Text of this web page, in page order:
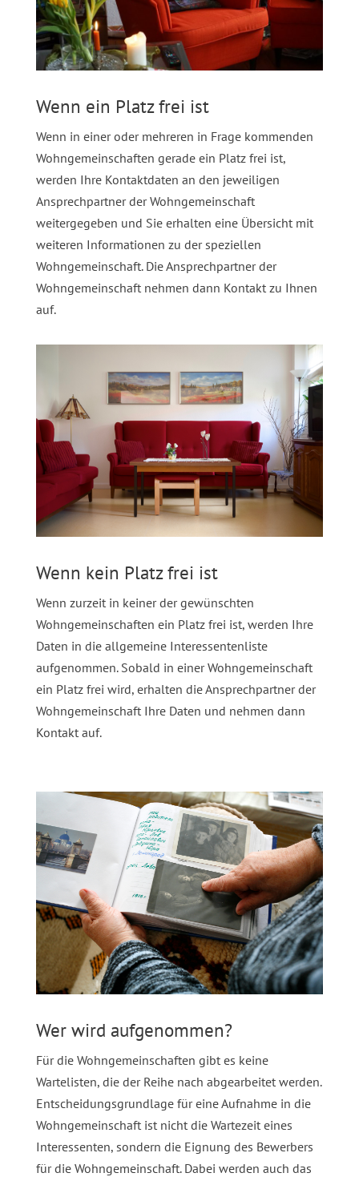
Wenn ein Platz frei ist
Wenn in einer oder mehreren in Frage kommenden
Wohngemeinschaften gerade ein Platz frei ist,
werden Ihre Kontaktdaten an den jeweiligen
Ansprechpartner der Wohngemeinschaft
weitergegeben und Sie erhalten eine Übersicht mit
weiteren Informationen zu der speziellen
Wohngemeinschaft. Die Ansprechpartner der
Wohngemeinschaft nehmen dann Kontakt zu Ihnen
auf.
Wenn kein Platz frei ist
Wenn zurzeit in keiner der gewünschten
Wohngemeinschaften ein Platz frei ist, werden Ihre
Daten in die allgemeine Interessentenliste
aufgenommen. Sobald in einer Wohngemeinschaft
ein Platz frei wird, erhalten die Ansprechpartner der
Wohngemeinschaft Ihre Daten und nehmen dann
Kontakt auf.
Wer wird aufgenommen?
Für die Wohngemeinschaften gibt es keine
Wartelisten, die der Reihe nach abgearbeitet werden.
Entscheidungsgrundlage für eine Aufnahme in die
Wohngemeinschaft ist nicht die Wartezeit eines
Interessenten, sondern die Eignung des Bewerbers
für die Wohngemeinschaft. Dabei werden auch das